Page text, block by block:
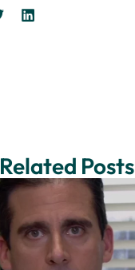
Related Posts